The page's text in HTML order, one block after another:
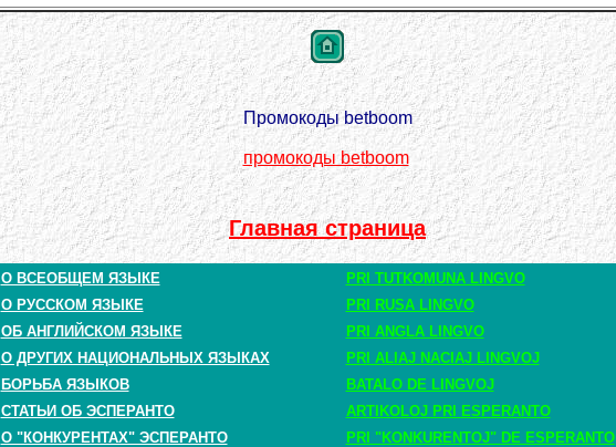
Промокоды betboom
промокоды betboom
Главная страница
О ВСЕОБЩЕМ ЯЗЫКЕ
PRI TUTKOMUNA LINGVO
О РУССКОМ ЯЗЫКЕ
PRI RUSA LINGVO
ОБ АНГЛИЙСКОМ ЯЗЫКЕ
PRI ANGLA LINGVO
О ДРУГИХ НАЦИОНАЛЬНЫХ ЯЗЫКАХ
PRI ALIAJ NACIAJ LINGVOJ
БОРЬБА ЯЗЫКОВ
BATALO DE LINGVOJ
СТАТЬИ ОБ ЭСПЕРАНТО
ARTIKOLOJ PRI ESPERANTO
О "КОНКУРЕНТАХ" ЭСПЕРАНТО
PRI "KONKURENTOJ" DE ESPERANTO